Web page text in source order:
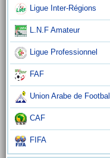
Ligue Inter-Régions
L.N.F Amateur
Ligue Professionnel
FAF
Union Arabe de Football
CAF
FIFA